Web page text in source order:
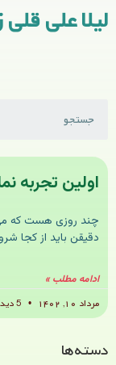
لیلا علی قلی
اولین تجربه
چند روزی هست که
دقیقن باید از کجا
ادامه مطلب »
مرداد ۱۰, ۱۴۰۲
دسته‌ها